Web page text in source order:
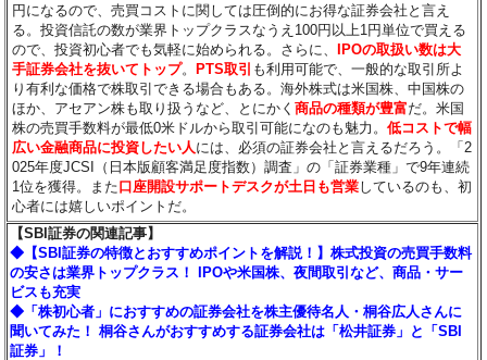
円になるので、売買コストに関しては圧倒的にお得な証券会社と言え
る。投資信託の数が業界トップクラスなうえ100円以上1円単位で買える
ので、投資初心者でも気軽に始められる。さらに、
IPOの取扱い数は大
手証券会社を抜いてトップ。 PTS取引 も利用可能で、一般的な取引所よ
り有利な価格で株取引できる場合もある。海外株式は米国株、中国株の
ほか、アセアン株も取り扱うなど、とにかく商品の種類が豊富だ。米国
株の売買手数料が最低0米ドルから取引可能になのも魅力。低コストで幅
広い金融商品に投資したい人 には、必須の証券会社と言えるだろう。「2
025年度JCSI（日本版顧客満足度指数）調査」の「証券業種」で9年連続
1位を獲得。また口座開設サポートデスクが土日も営業しているのも、初
心者には嬉しいポイントだ。
【SBI証券の関連記事】
◆【SBI証券の特徴とおすすめポイントを解説！】株式投資の売買手数料
の安さは業界トップクラス！ IPOや米国株、夜間取引など、商品・サー
ビスも充実
◆「株初心者」におすすめの証券会社を株主優待名人・桐谷広人さんに
聞いてみた！ 桐谷さんがおすすめする証券会社は「松井証券」と「SBI
証券」！